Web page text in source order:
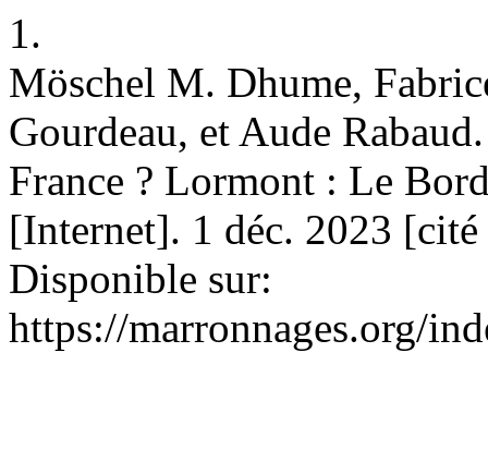
1.
Möschel M. Dhume,
Gourdeau, et Aude
France ? Lormont : Le
[Internet]. 1 déc. 2023
Disponible sur:
https://marronnages.org/